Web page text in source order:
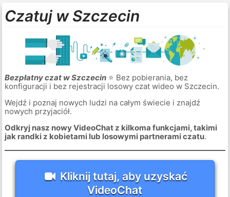
Czatuj w Szczecin
Bezpłatny czat w Szczecin⭐ Bez pobierania, bez
konfiguracji i bez rejestracji losowy czat wideo w Szczecin.
Wejdź i poznaj nowych ludzi na całym świecie i znajdź
nowych przyjaciół.
Odkryj nasz nowy VideoChat z kilkoma funkcjami, takimi
jak randki z kobietami lub losowymi partnerami czatu.
Kliknij tutaj, aby uzyskać
VideoChat